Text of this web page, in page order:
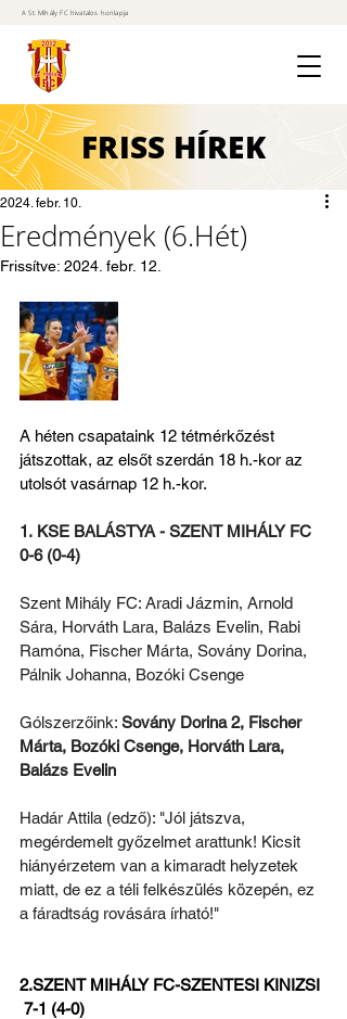
A St. Mihály FC hivatalos honlapja
FRISS HÍREK
Eredmények (6.Hét)
2024. febr. 10.
Frissítve: 2024. febr. 12.
A héten csapataink 12 tétmérkőzést
játszottak, az elsőt szerdán 18 h.-kor az
utolsót vasárnap 12 h.-kor.
1. KSE BALÁSTYA - SZENT MIHÁLY FC
0-6 (0-4)
Szent Mihály FC: Aradi Jázmin, Arnold
Sára, Horváth Lara, Balázs Evelin, Rabi
Ramóna, Fischer Márta, Sovány Dorina,
Pálnik Johanna, Bozóki Csenge
Gólszerzőink: Sovány Dorina 2, Fischer
Márta, Bozóki Csenge, Horváth Lara,
Balázs Evelin
Hadár Attila (edző): "Jól játszva,
megérdemelt győzelmet arattunk! Kicsit
hiányérzetem van a kimaradt helyzetek
miatt, de ez a téli felkészülés közepén, ez
a fáradtság rovására írható!"
2.SZENT MIHÁLY FC-SZENTESI KINIZSI
7-1 (4-0)